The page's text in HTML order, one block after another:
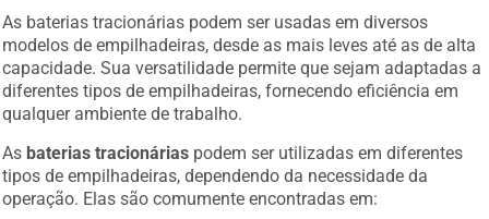
As baterias tracionárias podem ser usadas em diversos
modelos de empilhadeiras, desde as mais leves até as de alta
capacidade. Sua versatilidade permite que sejam adaptadas a
diferentes tipos de empilhadeiras, fornecendo eficiência em
qualquer ambiente de trabalho.
As baterias tracionárias podem ser utilizadas em diferentes
tipos de empilhadeiras, dependendo da necessidade da
operação. Elas são comumente encontradas em: